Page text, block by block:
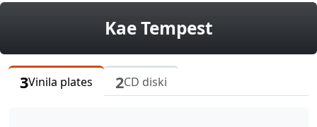
Kae Tempestvinila
3Vinila plates 2CD diski